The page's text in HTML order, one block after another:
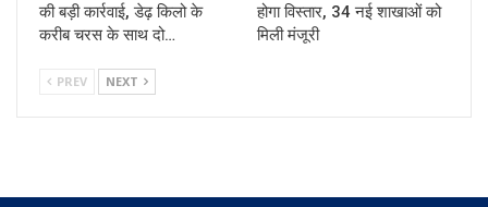
की बड़ी कार्रवाई, डेढ़ किलो के
करीब चरस के साथ दो…
होगा विस्तार, 34 नई शाखाओं को
मिली मंजूरी
PREV NEXT